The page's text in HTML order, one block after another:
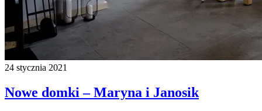
24 stycznia 2021
Nowe domki – Maryna i Janosik